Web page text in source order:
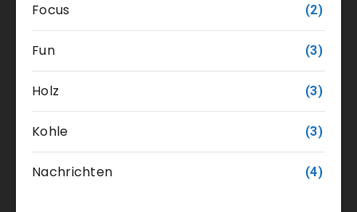
Focus (2)
Fun (3)
Holz (3)
Kohle (3)
Nachrichten (4)